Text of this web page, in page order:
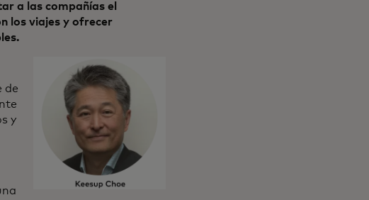
a las compañías el
los viajes y ofrecer
de
y